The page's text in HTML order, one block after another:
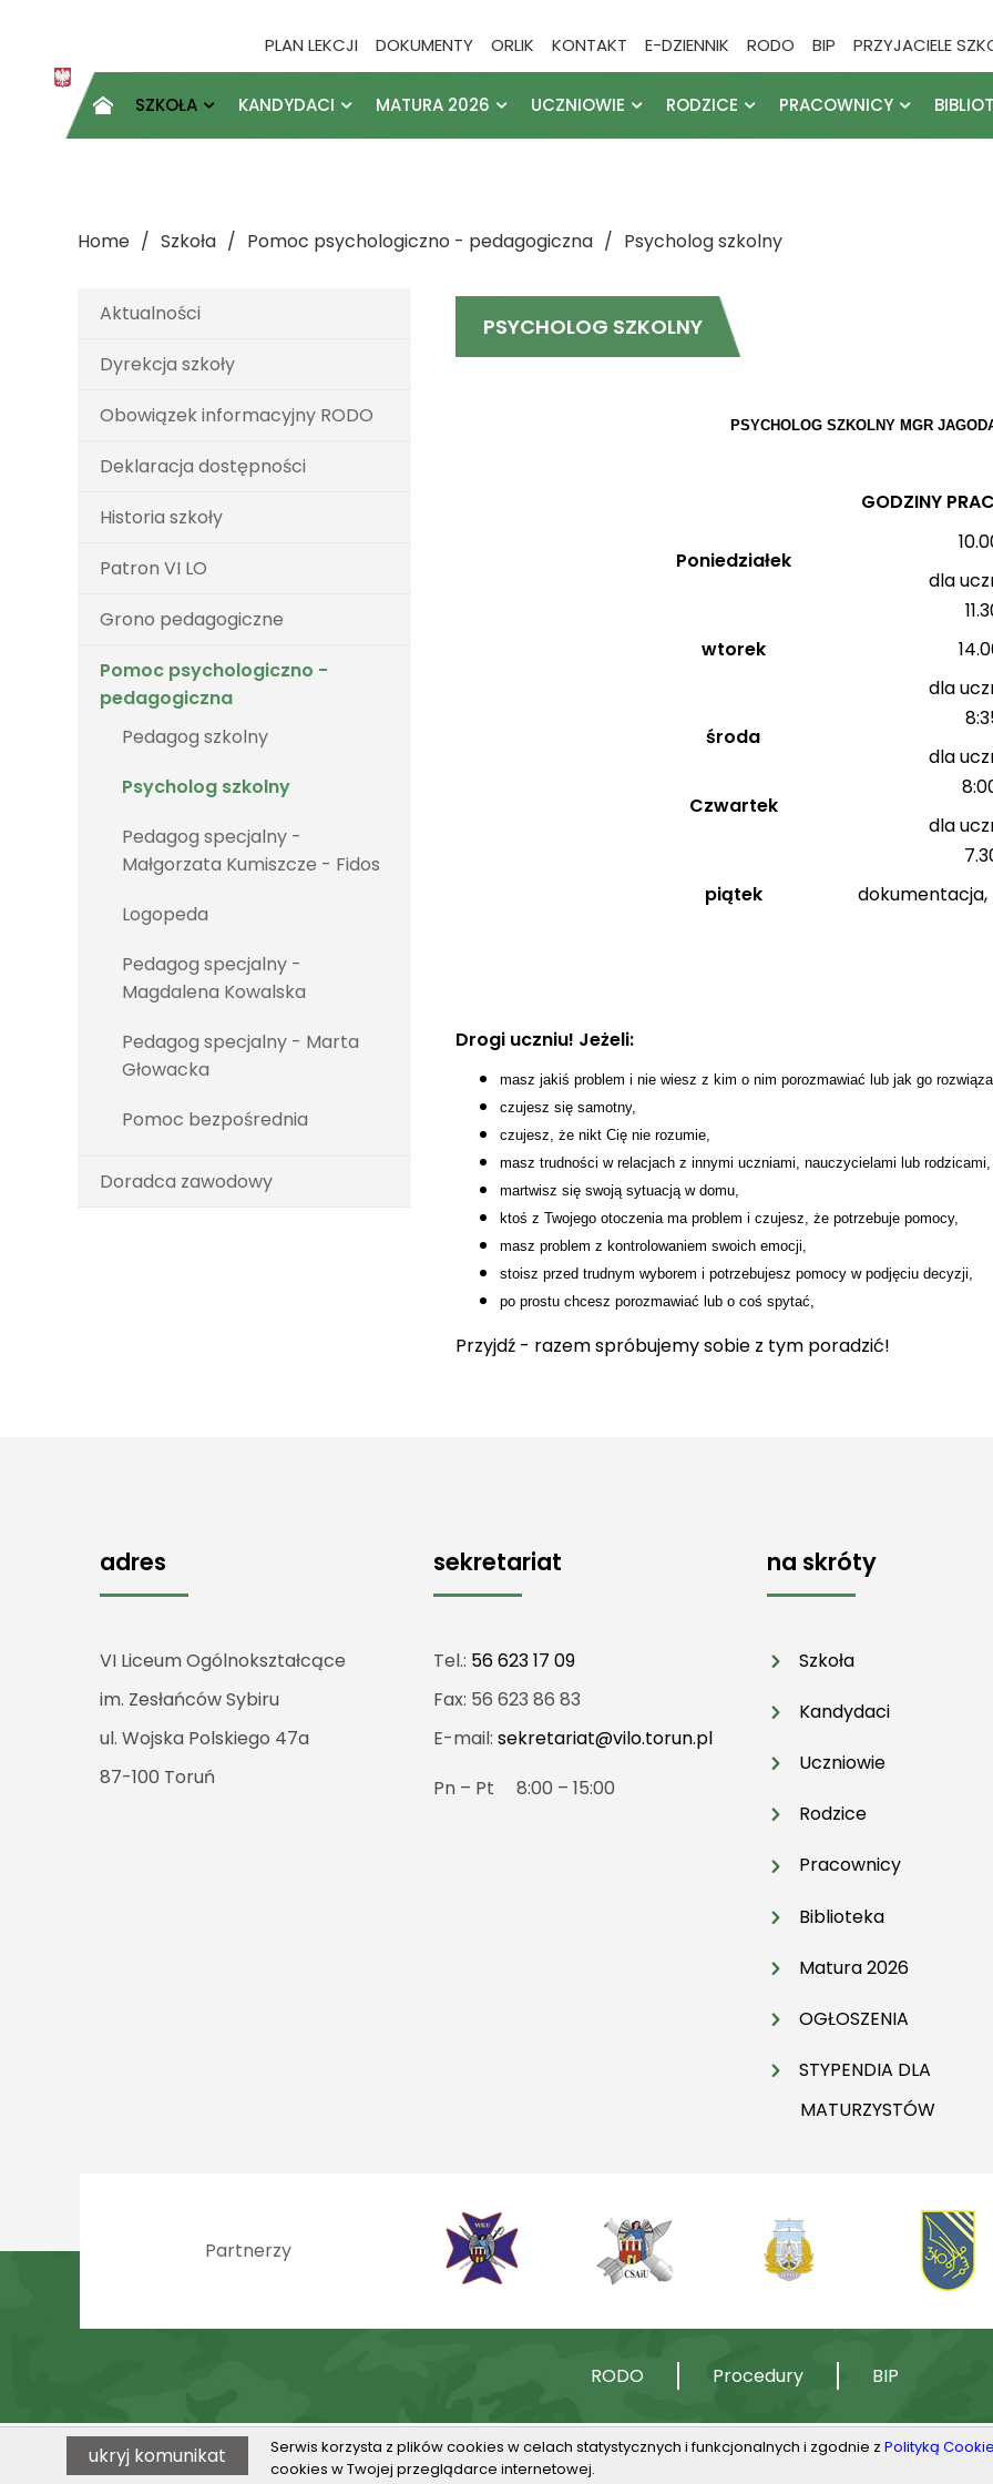
PLAN LEKCJI DOKUMENTY ORLIK KONTAKT E-DZIENNIK RODO BIP PRZYJACIELE
 SZKOŁA KANDYDACI MATURA 2026 UCZNIOWIE RODZICE PRACOWNICY
Home Szkoła Pomoc psychologiczno - pedagogiczna Psycholog szkolny
Aktualności
Dyrekcja szkoły
Obowiązek informacyjny RODO
Deklaracja dostępności
Historia szkoły
Patron VI LO
Grono pedagogiczne
Pomoc psychologiczno -
pedagogiczna
Pedagog szkolny
Psycholog szkolny
Pedagog specjalny -
Małgorzata Kumiszcze - Fidos
Logopeda
Pedagog specjalny -
Magdalena Kowalska
Pedagog specjalny - Marta
Głowacka
Pomoc bezpośrednia
Doradca zawodowy
PSYCHOLOG SZKOLNY
PSYCHOLOG SZKOLNY MGR
GODZINY
Poniedziałek
dla
wtorek
dla
środa
dla
Czwartek
dla
piątek
dokumentacja,
Drogi uczniu! Jeżeli:
masz jakiś problem i nie wiesz z kim o nim porozmawiać lub jak go
czujesz się samotny,
czujesz, że nikt Cię nie rozumie,
masz trudności w relacjach z innymi uczniami, nauczycielami lub rodzicami,
martwisz się swoją sytuacją w domu,
ktoś z Twojego otoczenia ma problem i czujesz, że potrzebuje pomocy,
masz problem z kontrolowaniem swoich emocji,
stoisz przed trudnym wyborem i potrzebujesz pomocy w podjęciu decyzji,
po prostu chcesz porozmawiać lub o coś spytać,
Przyjdź - razem spróbujemy sobie z tym poradzić!
adres
VI Liceum Ogólnokształcące
im. Zesłańców Sybiru
ul. Wojska Polskiego 47a
87-100 Toruń
sekretariat
Tel.: 56 623 17 09
Fax: 56 623 86 83
E-mail: sekretariat@vilo.torun.pl
Pn – Pt 8:00 – 15:00
na skróty
Szkoła
Kandydaci
Uczniowie
Rodzice
Pracownicy
Biblioteka
Matura 2026
OGŁOSZENIA
STYPENDIA DLA
MATURZYSTÓW
Partnerzy
RODO Procedury BIP
© 2026 VILO w Toruniu Serwis korzysta z plików cookies w celach statystycznych i funkcjonalnych i zgodnie z Polityką
cookies w Twojej przeglądarce internetowej.
ukryj komunikat